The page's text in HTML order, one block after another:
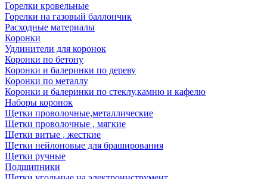
Горелки кровельные
Горелки на газовый баллончик
Расходные материалы
Коронки
Удлинители для коронок
Коронки по бетону
Коронки и балеринки по дереву
Коронки по металлу
Коронки и балеринки по стеклу,камню и кафелю
Наборы коронок
Щетки проволочные,металлические
Щетки проволочные , мягкие
Щетки витые , жесткие
Щетки нейлоновые для браширования
Щетки ручные
Подшипники